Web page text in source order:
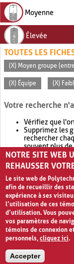
Moyenne
Élevée
TOUTES LES
(X) Moyen groupe
(X) Équipe (X)
Votre recherche
Vérifiez que
Supprimez les
rechercher
souvent plus
Envisagez
retournera
NOTRE SITE WEB
REHAUSSER
Le site web de
afin de recueillir des
expérience à ses
l’utilisation de ces
d’utilisation. Vous
vos paramètres de
témoins de connexion
personnels,cliquez ici.
Accepter